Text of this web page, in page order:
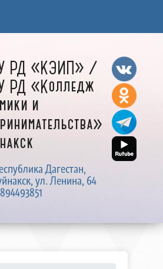
РД «КЭИП» /
РД «Колледж
и
Дагестан,
ул. Ленина, 64